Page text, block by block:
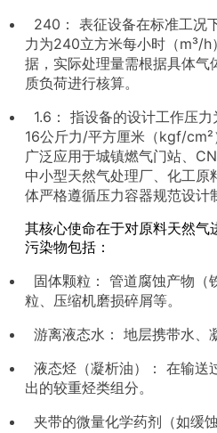
240： 表征设备在标准工况
力为240立方米每小时（m³/h
据，实际处理量需根据具体气
质负荷进行核算。
1.6： 指设备的设计工作压
16公斤力/平方厘米（kgf/
广泛应用于城镇燃气门站、
中小型天然气处理厂、化工原
体严格遵循压力容器规范设计
其核心使命在于对原料天然气
污染物包括：
固体颗粒： 管道腐蚀产物（
粒、压缩机磨损碎屑等。
游离液态水： 地层携带水、
液态烃（凝析油）： 在输送
出的较重烃类组分。
夹带的微量化学药剂（如缓